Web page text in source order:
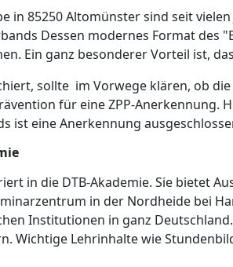
in 85250 Altomünster sind seit
Dessen modernes Format
Ein ganz besonderer Vorteil ist,
sollte im Vorwege klären, ob
für eine ZPP-
ist eine Anerkennung
in die DTB-Akademie. Sie bietet
in der Nordheide bei
Institutionen in ganz
Wichtige Lehrinhalte wie